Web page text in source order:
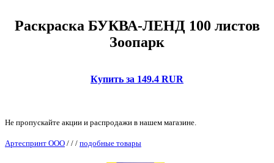
Раскраска БУКВА-ЛЕНД 100 листов
Зоопарк
Купить за 149.4 RUR
Не пропускайте акции и распродажи в нашем магазине.
Артеспринт ООО / / / подобные товары